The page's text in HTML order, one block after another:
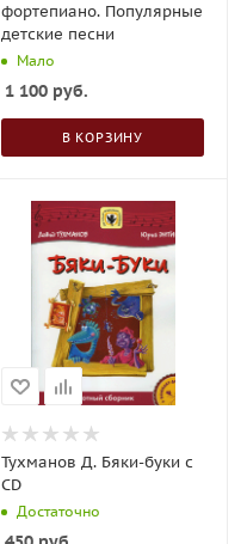
фортепиано. Популярные
детские песни
Мало
1 100 руб.
В КОРЗИНУ
Тухманов Д. Бяки-буки с
CD
Достаточно